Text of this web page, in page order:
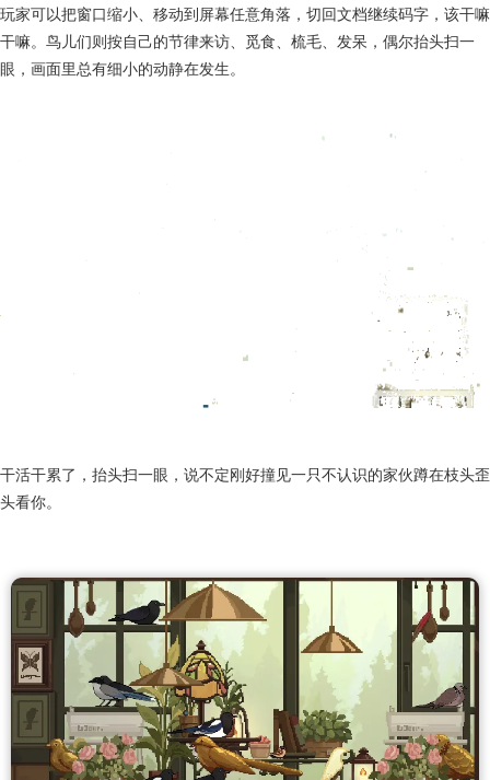
玩家可以把窗口缩小、移动到屏幕任意角落，切回文档继续码字，该干嘛
干嘛。鸟儿们则按自己的节律来访、觅食、梳毛、发呆，偶尔抬头扫一
眼，画面里总有细小的动静在发生。
干活干累了，抬头扫一眼，说不定刚好撞见一只不认识的家伙蹲在枝头歪
头看你。